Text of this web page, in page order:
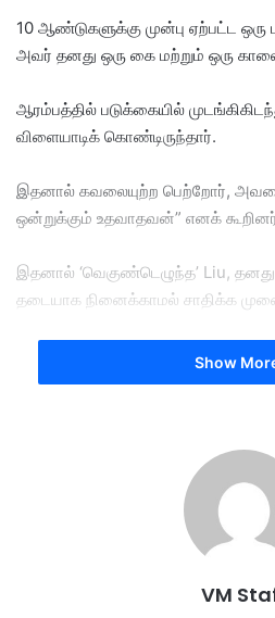
​10 ஆண்டுகளுக்கு முன்பு ஏற்பட்ட
அவர் தனது ஒரு கை மற்றும் ஒரு
ஆரம்பத்தில் படுக்கையில்
விளையாடிக் கொண்டிருந்தார்.
இதனால் கவலையுற்ற பெற்றோர், அவரை
ஒன்றுக்கும் உதவாதவன்” எனக்
இதனால் ‘வெகுண்டெழுந்த’ Liu,
தடையாக நினைக்காமல் சாதிக்க
ஒரு முன்னாள் ஓட்டக்காரருமான Liu
தளராமல் தீவிர உடற்பயிற்சிகளை
​அவரது அசாத்தியமான
பார்த்த நடுவர்களும்,
பலத்த கைதட்டல்களால் அரங்கையே
​சமூக வலைத்தளங்களில் வைரலாகி
Show
VM